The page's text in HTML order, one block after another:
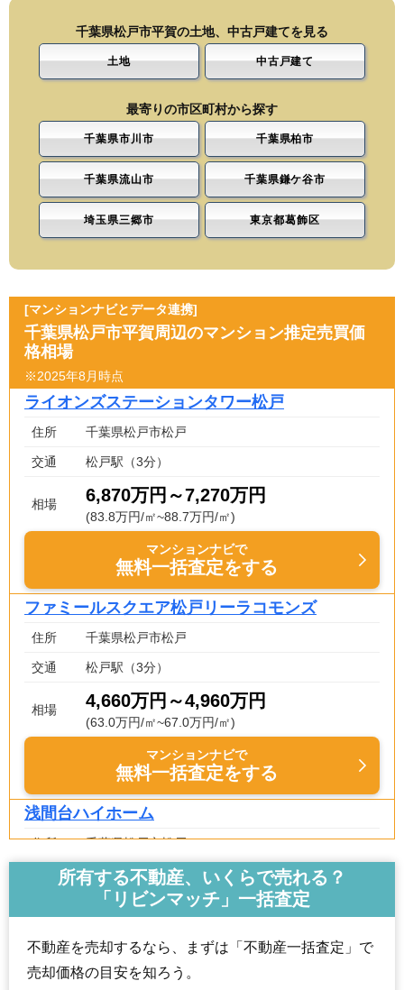
千葉県松戸市平賀の土地、中古戸建てを見る
土地 中古戸建て
最寄りの市区町村から探す
千葉県市川市 千葉県柏市
千葉県流山市 千葉県鎌ケ谷市
埼玉県三郷市 東京都葛飾区
[マンションナビとデータ連携]
千葉県松戸市平賀周辺のマンション推定売買価
格相場
※2025年8月時点
ライオンズステーションタワー松戸
住所 千葉県松戸市松戸
交通 松戸駅（3分）
相場 6,870万円～7,270万円
(83.8万円/㎡~88.7万円/㎡)
マンションナビで
無料一括査定をする
ファミールスクエア松戸リーラコモンズ
住所 千葉県松戸市松戸
交通 松戸駅（3分）
相場 4,660万円～4,960万円
(63.0万円/㎡~67.0万円/㎡)
マンションナビで
無料一括査定をする
浅間台ハイホーム
住所 千葉県松戸市松戸
松戸駅（15分）
相場 900万円～1,000万円
マンションナビで
無料一括査定をする
所有する不動産、いくらで売れる？
「リビンマッチ」一括査定
不動産を売却するなら、まずは「不動産一括査定」で
売却価格の目安を知ろう。